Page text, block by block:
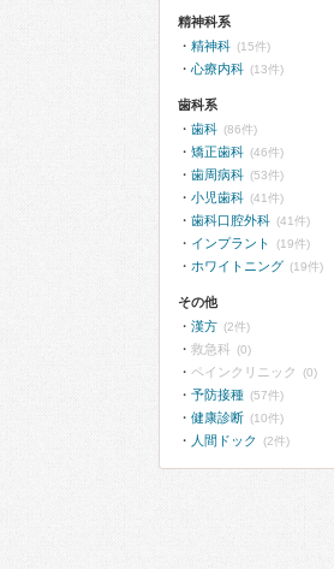
精神科系
精神科 (15件)
心療内科 (13件)
歯科系
歯科 (86件)
矯正歯科 (46件)
歯周病科 (53件)
小児歯科 (41件)
歯科口腔外科 (41件)
インプラント (19件)
ホワイトニング (19件)
その他
漢方 (2件)
救急科 (0)
ペインクリニック (0)
予防接種 (57件)
健康診断 (10件)
人間ドック (2件)